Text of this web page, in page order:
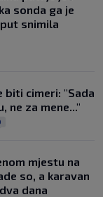
sonda ga je
snimila
biti cimeri: "Sada
ne za mene..."
mjestu na
so, a karavan
dana